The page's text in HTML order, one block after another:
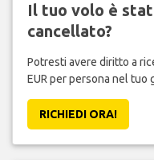
Il tuo volo è
cancellato?
Potresti avere diritto a
EUR per persona nel tuo
RICHIEDI ORA!